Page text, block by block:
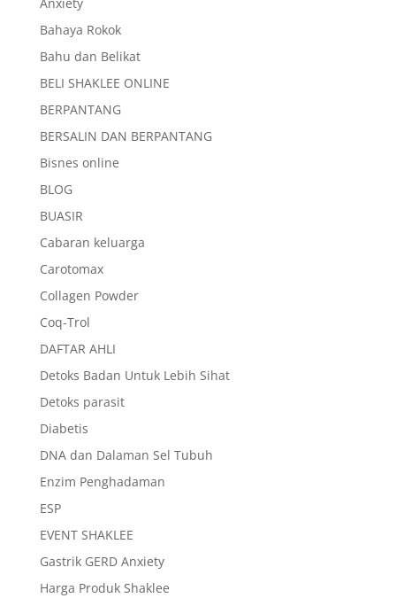
Bahaya Rokok
Bahu dan Belikat
BELI SHAKLEE ONLINE
BERPANTANG
BERSALIN DAN BERPANTANG
Bisnes online
BLOG
BUASIR
Cabaran keluarga
Carotomax
Collagen Powder
Coq-Trol
DAFTAR AHLI
Detoks Badan Untuk Lebih Sihat
Detoks parasit
Diabetis
DNA dan Dalaman Sel Tubuh
Enzim Penghadaman
ESP
EVENT SHAKLEE
Gastrik GERD Anxiety
Harga Produk Shaklee